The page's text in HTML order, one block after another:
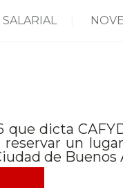
SALARIAL
dicta
un
de Buenos